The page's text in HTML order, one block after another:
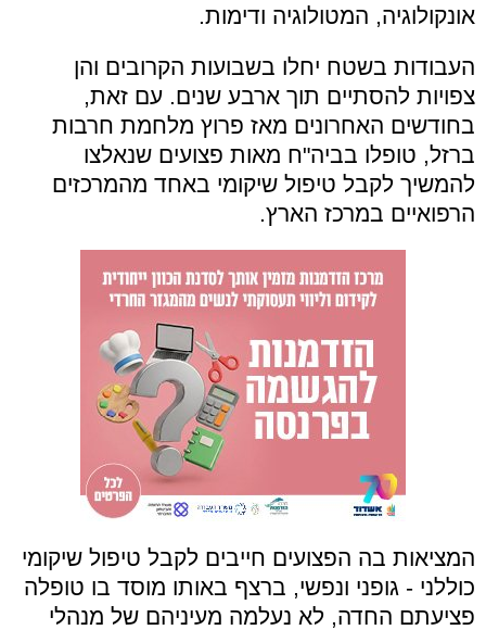
אונקולוגיה, המטולוגיה ודימות.
העבודות בשטח יחלו בשבועות הקרובים והן
צפויות להסתיים תוך ארבע שנים. עם זאת,
בחודשים האחרונים מאז פרוץ מלחמת חרבות
ברזל, טופלו בביה"ח מאות פצועים שנאלצו
להמשיך לקבל טיפול שיקומי באחד מהמרכזים
הרפואיים במרכז הארץ.
המציאות בה הפצועים חייבים לקבל טיפול שיקומי
כוללני - גופני ונפשי, ברצף באותו מוסד בו טופלה
פציעתם החדה, לא נעלמה מעיניהם של מנהלי